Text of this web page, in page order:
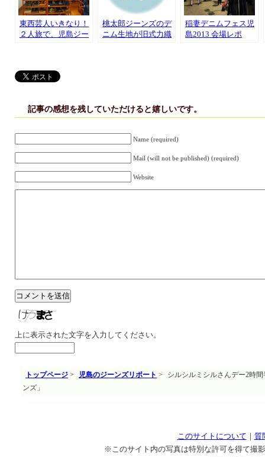
東西芸人いきなり！
２人旅で、児島ジー
桃太郎ジーンズのデ
ニム生地が旧式力織
稲妻デニムフェス児
島2013 会場レポ
記事の感想を残していただけると嬉しいです。
Name (required)
Mail (will not be published) (required)
Website
上に表示された文字を入力してください。
トップページ > 児島のジーンズリポート >
シルシルミシルさんデー2時
ンズ」
このサイトについて ｜ 質
※このサイト内の写真は特別な許可を得て撮